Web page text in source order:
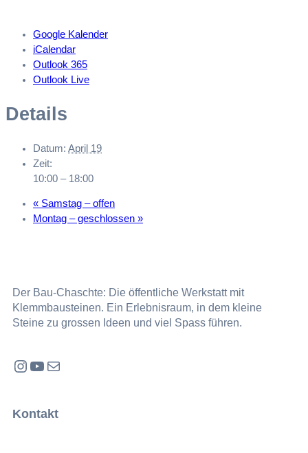
Google Kalender
iCalendar
Outlook 365
Outlook Live
Details
Datum: April 19
Zeit:
10:00 – 18:00
« Samstag – offen
Montag – geschlossen »
Der Bau-Chaschte: Die öffentliche Werkstatt mit
Klemmbausteinen. Ein Erlebnisraum, in dem kleine
Steine zu grossen Ideen und viel Spass führen.
Instagram YouTube E-Mail
Kontakt